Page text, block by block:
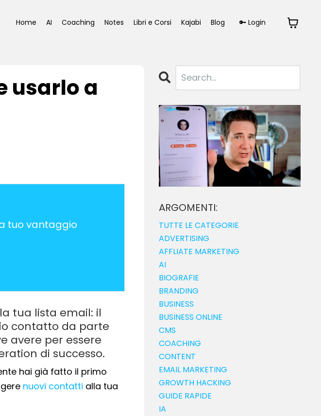
Home AI Coaching Notes Libri e Corsi Kajabi Blog 🔑 Login
usarlo a
tuo vantaggio
tua lista email: il
contatto da parte
avere per essere
di successo.
hai già fatto il primo
nuovi contatti alla tua
ARGOMENTI:
TUTTE LE CATEGORIE
ADVERTISING
AFFLIATE MARKETING
AI
BIOGRAFIE
BRANDING
BUSINESS
BUSINESS ONLINE
CMS
COACHING
CONTENT
EMAIL MARKETING
GROWTH HACKING
GUIDE RAPIDE
IA